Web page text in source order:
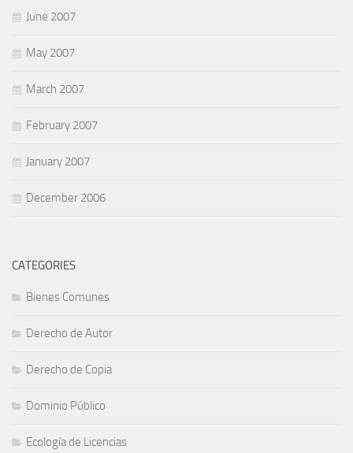
June 2007
May 2007
March 2007
February 2007
January 2007
December 2006
CATEGORIES
Bienes Comunes
Derecho de Autor
Derecho de Copia
Dominio Público
Ecología de Licencias